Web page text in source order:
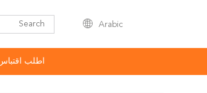
Arabic
اطلب